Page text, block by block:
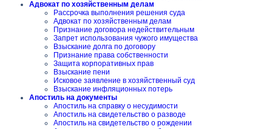
Адвокат по хозяйственным делам
Рассрочка выполнения решения суда
Адвокат по хозяйственным делам
Признание договора недействительным
Запрет использования чужого имущества
Взыскание долга по договору
Признание права собственности
Защита корпоративных прав
Взыскание пени
Исковое заявление в хозяйственный суд
Взыскание инфляционных потерь
Апостиль на документы
Апостиль на справку о несудимости
Апостиль на свидетельство о разводе
Апостиль на свидетельство о рождении